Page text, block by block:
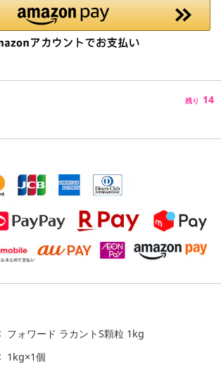
残り 14
フォワード ラカントS顆粒 1kg
1kg×1個